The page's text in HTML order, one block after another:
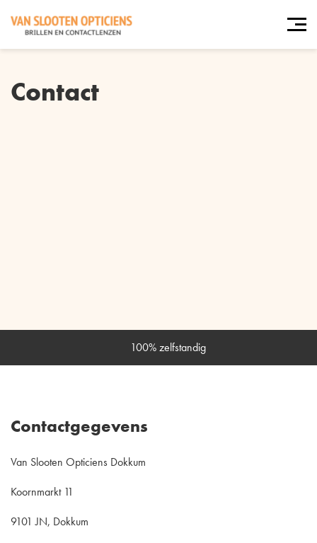
Contact
100% zelfstandig
Contactgegevens
Van Slooten Opticiens Dokkum
Koornmarkt 11
9101 JN, Dokkum